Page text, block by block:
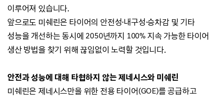
이루어져 있습니다.
앞으로도 미쉐린은 타이어의 안전성·내구성·승차감 및 기타
성능을 개선하는 동시에 2050년까지 100% 지속 가능한 타이어
생산 방법을 찾기 위해 끊임없이 노력할 것입니다.
안전과 성능에 대해 타협하지 않는 제네시스와 미쉐린
미쉐린은 제네시스만을 위한 전용 타이어(GOE)를 공급하고